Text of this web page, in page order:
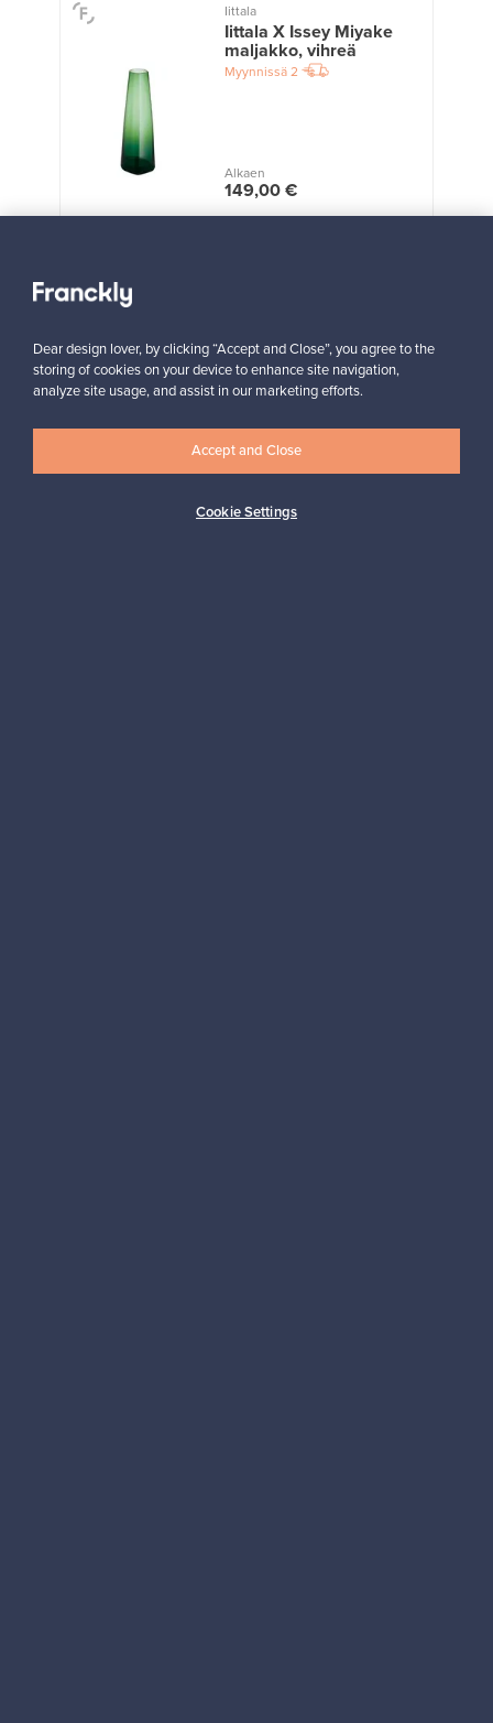
Iittala
Iittala X Issey Miyake
maljakko, vihreä
Myynnissä2
Alkaen
149,00 €
Haluatko inspiroitua designista?
Tilaa uutiskirjeemme ja pysyt ajan tasalla!
Dear design lover, by clicking “Accept and Close”, you agree to the
storing of cookies on your device to enhance site navigation,
analyze site usage, and assist in our marketing efforts.
Cookie Settings
Accept and Close